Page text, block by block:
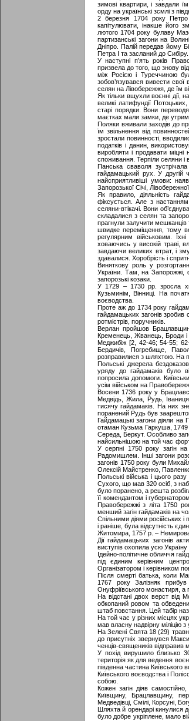
зимові квартири, і завдали
орду на українські зсмлі з
2 березня 1704 року Петро
капітулювати, інакше його
лютого 1704 року булаву
партизанські загони на
Дніпро. Палій передав йому
Петра І та засланий до Сибіру.
У наступні п’ять років
призвела до того, що знову
між Росією і Туреччиною
зобов’язувався вивести свої
селян на Лівобережжя, де їм
Як тільки вщухли воєнні дії,
великі латифундії
старі порядки. Вони
маєтках мали замки, де
Поляки вживали заходів до
їм звільнення від
зростали повинності,
податків і данин,
виробляти і продавати
споживання. Терпіли селяни і
Панська сваволя
гайдамацький рух. У другій
найсприятливіші умови:
Запорозької Січі,
Як правило, діяльність
фіксується. Але з
селяни-втікачі. Вони
складалися з селян та
прагнули залучити
швидке переміщення, тому
регулярним військовим.
ховаючись у високій траві,
завдаючи великих втрат, і
здавалися. Хоробрість і
Виняткову роль у
України. Там, на Запорожжі,
запорозькі козаки.
У 1729 – 1730 рр. зросла
Кузьминім, Вінниці. На
воєводства.
Проте аж до 1734 року
гайдамацьких загонів зробив
ротмістрів, поручників.
Верлан пройшов
Кременець, Жванець, Броди і
Меджибіж [2, 42-46; 54-55; 62-
Бердичів, Погребище,
розправилися з шляхтою. На
Польські джерела
уряду до гайдамаків було
попросила допомоги.
усім військом на
Восени 1736 року у
Медвідь, Жила, Рудь,
тисячу гайдамаків. На них
поранений Рудь був
Гайдамацькі загони діяли
отаман Кузьма Гаркуша, 1749
Середа, Беркут. Особливо
найсильнішою на той час
У серпні 1750 року загін
Радомишлем. Інші загони
загонів 1750 року були
Олексій Майстренко,
Польські війська і цього
Сухого, що мав 320 осіб, з
було поранено, а решта
її комендантом і
Правобережжі з літа 1750
менший загін гайдамаків на
Спільними діями російських
і раніше, була відсутність
Житомира, 1757 р. – Немирова
Дії гайдамацьких загонів
виступів охопила усю
Ідейно-політичне обличчя
під єдиним керівним
Організатором і керівником
Після смерті батька, коли
1767 року Залізняк
Онуфріївського монастиря, а
На відстані двох верст від
обкопаний ровом та
штаб повстання. Цей табір
На той час у різних місцях
мав власну надвірну міліцію
На Зелені Свята 18 (29)
до присутніх звернувся
ченців-священиків відправив
У похід вирушило близько
територія як для ведення
південна частина
Київського воєводства і
собою.
Кожен загін діяв
Київщину, Брацлавщину,
Медведівці, Смілі, Корсуні,
Шляхта й орендарі кинулися
було добре укріплене, мало